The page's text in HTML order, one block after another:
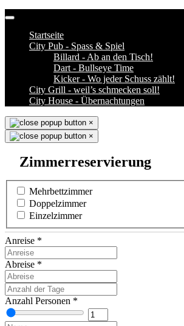
Startseite
City Pub - Spass & Spiel
Billard - Ab an den Tisch!
Dart - Bullseye Time
Kicker - Wo jeder Schuss zählt!
City Grill - weil’s schmecken soll!
City House - Übernachtungen
×
×
Zimmerreservierung
Mehrbettzimmer
Doppelzimmer
Einzelzimmer
Anreise *
Abreise *
Anzahl Personen *